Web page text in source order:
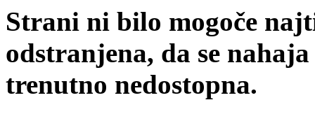
Strani ni bilo mogoče
odstranjena, da se
trenutno nedostopna.